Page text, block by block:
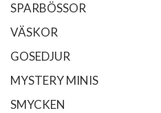
SPARBÖSSOR
VÄSKOR
GOSEDJUR
MYSTERY MINIS
SMYCKEN